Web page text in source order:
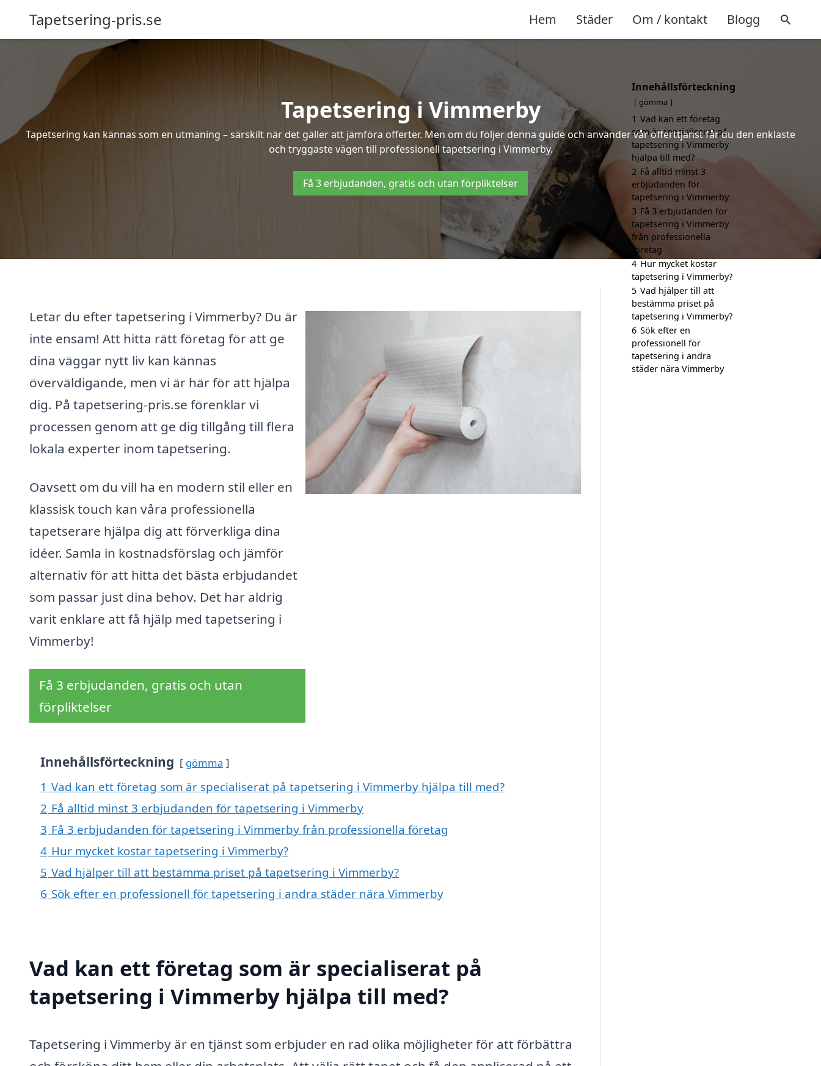
Tapetsering-pris.se Hem Städer Om / kontakt Blogg
Tapetsering i Vimmerby
Tapetsering kan kännas som en utmaning – särskilt när det gäller att jämföra offerter. Men om du följer denna guide och använder vår offerttjänst får du den enklaste
och tryggaste vägen till professionell tapetsering i Vimmerby.
Få 3 erbjudanden, gratis och utan förpliktelser
Letar du efter tapetsering i Vimmerby? Du är
inte ensam! Att hitta rätt företag för att ge
dina väggar nytt liv kan kännas
överväldigande, men vi är här för att hjälpa
dig. På tapetsering-pris.se förenklar vi
processen genom att ge dig tillgång till flera
lokala experter inom tapetsering.
Oavsett om du vill ha en modern stil eller en
klassisk touch kan våra professionella
tapetserare hjälpa dig att förverkliga dina
idéer. Samla in kostnadsförslag och jämför
alternativ för att hitta det bästa erbjudandet
som passar just dina behov. Det har aldrig
varit enklare att få hjälp med tapetsering i
Vimmerby!
Få 3 erbjudanden, gratis och utan
förpliktelser
Innehållsförteckning gömma
1 Vad kan ett företag som är specialiserat på tapetsering i Vimmerby hjälpa till med?
2 Få alltid minst 3 erbjudanden för tapetsering i Vimmerby
3 Få 3 erbjudanden för tapetsering i Vimmerby från professionella företag
4 Hur mycket kostar tapetsering i Vimmerby?
5 Vad hjälper till att bestämma priset på tapetsering i Vimmerby?
6 Sök efter en professionell för tapetsering i andra städer nära Vimmerby
Vad kan ett företag som är specialiserat på
tapetsering i Vimmerby hjälpa till med?
Tapetsering i Vimmerby är en tjänst som erbjuder en rad olika möjligheter för att förbättra
Innehållsförteckning
gömma
1 Vad kan ett företag
som är specialiserat på
tapetsering i Vimmerby
hjälpa till med?
2 Få alltid minst 3
erbjudanden för
tapetsering i Vimmerby
3 Få 3 erbjudanden för
tapetsering i Vimmerby
från professionella
företag
4 Hur mycket kostar
tapetsering i Vimmerby?
5 Vad hjälper till att
bestämma priset på
tapetsering i Vimmerby?
6 Sök efter en
professionell för
tapetsering i andra
städer nära Vimmerby